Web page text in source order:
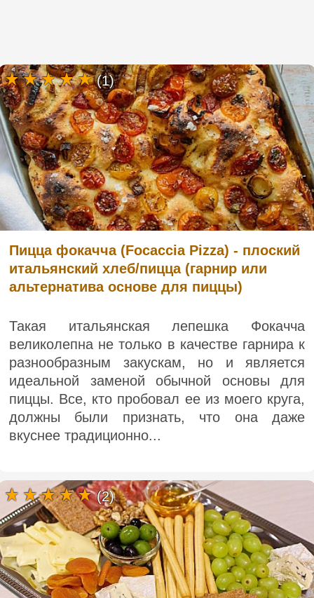
Пицца фокачча (Focaccia Pizza) - плоский
итальянский хлеб/пицца (гарнир или
альтернатива основе для пиццы)
Такая итальянская лепешка Фокачча
великолепна не только в качестве гарнира к
разнообразным закускам, но и является
идеальной заменой обычной основы для
пиццы. Все, кто пробовал ее из моего круга,
должны были признать, что она даже
вкуснее традиционно...
(1)
(2)